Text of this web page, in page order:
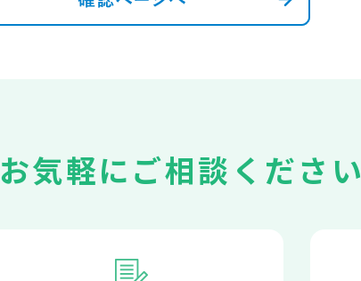
お気軽にご相談ください